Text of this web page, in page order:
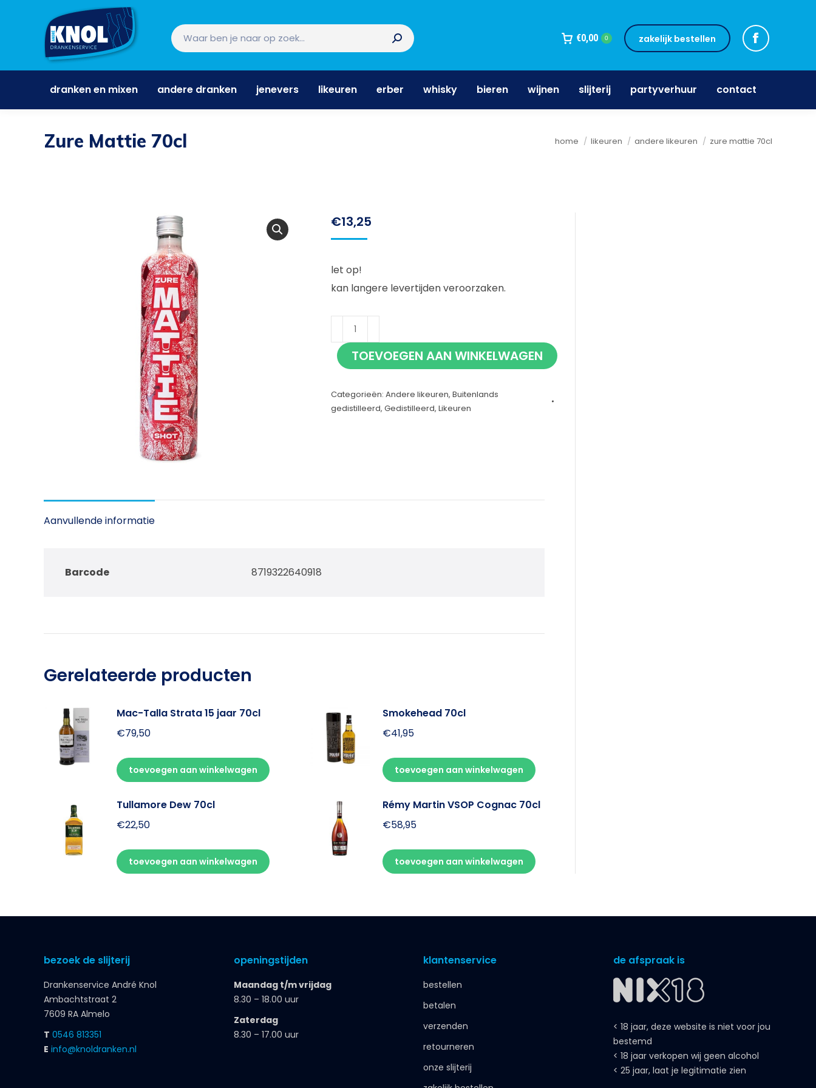
€0,00 0 zakelijk bestellen
dranken en mixen andere dranken jenevers likeuren erber whisky bieren wijnen slijterij partyverhuur contact
Zure Mattie 70cl Je bent hier:
home likeuren andere likeuren zure mattie 70cl
€13,25
let op!
kan langere levertijden veroorzaken.
Mattie
70cl
TOEVOEGEN AAN WINKELWAGEN
Categorieën: Andere likeuren, Buitenlands
gedistilleerd, Gedistilleerd, Likeuren
Aanvullende informatie
Barcode 8719322640918
Gerelateerde producten
Mac-Talla Strata 15 jaar 70cl
€79,50
toevoegen aan winkelwagen
Smokehead 70cl
€41,95
toevoegen aan winkelwagen
Tullamore Dew 70cl
€22,50
toevoegen aan winkelwagen
Rémy Martin VSOP Cognac 70cl
€58,95
toevoegen aan winkelwagen
bezoek de slijterij
Drankenservice André Knol
Ambachtstraat 2
7609 RA Almelo
T 0546 813351
E info@knoldranken.nl
openingstijden
Maandag t/m vrijdag
8.30 – 18.00 uur
Zaterdag
8.30 – 17.00 uur
klantenservice
bestellen
betalen
verzenden
retourneren
onze slijterij
de afspraak is
< 18 jaar, deze website is niet voor jou
bestemd
< 18 jaar verkopen wij geen alcohol
< 25 jaar, laat je legitimatie zien
dranken en mixen